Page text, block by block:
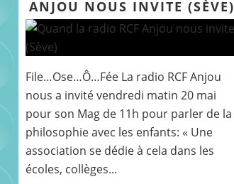
ANJOU NOUS INVITE (SÈVE)
File…Ose…Ô…Fée La radio RCF Anjou
nous a invité vendredi matin 20 mai
pour son Mag de 11h pour parler de la
philosophie avec les enfants: « Une
association se dédie à cela dans les
écoles, collèges...